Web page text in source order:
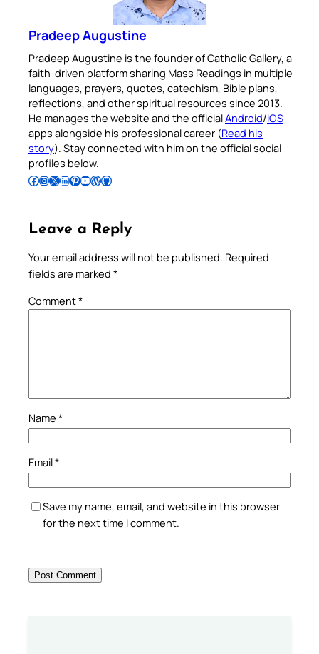
Pradeep Augustine
Pradeep Augustine is the founder of Catholic Gallery, a
faith-driven platform sharing Mass Readings in multiple
languages, prayers, quotes, catechism, Bible plans,
reflections, and other spiritual resources since 2013.
He manages the website and the officialAndroid/iOS
apps alongside his professional career (Read his
story). Stay connected with him on the official social
profiles below.
Follow Pradeep on Facebook Follow Pradeep on InstagramFollow Pradeep on X Follow Pradeep on LinkedIn Follow Pradeep on Pinterest Subscribe to Pradeep’s Youtube Channel Follow Pradeep on WordPress Follow Pradeep on GitHub
Leave a Reply
Your email address will not be published. Required
fields are marked *
Comment*
Name *
Email*
Save my name, email, and website in this browser
for the next time I comment.